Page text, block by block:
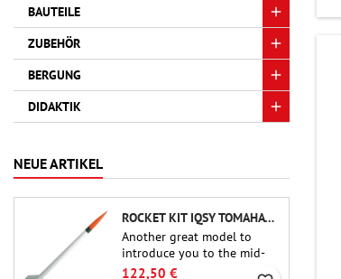
BAUTEILE
ZUBEHÖR
BERGUNG
DIDAKTIK
NEUE ARTIKEL
ROCKET KIT IQSY TOMAHAWK - AEROTECH
Another great model to
introduce you to the mid-
power.A scale replica of a
122,50 €